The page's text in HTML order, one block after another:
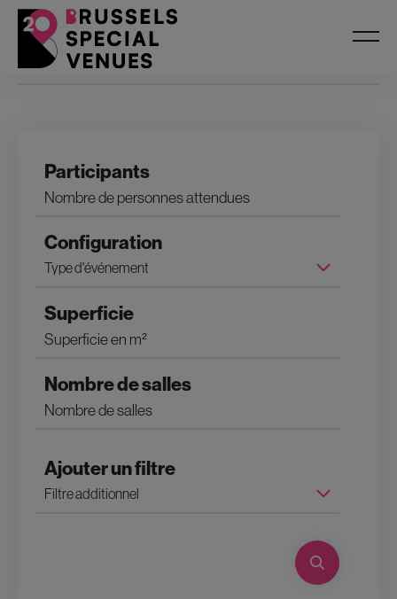
Filtres
Participants
Configuration
Superficie
Nombre de salles
Ajouter un filtre